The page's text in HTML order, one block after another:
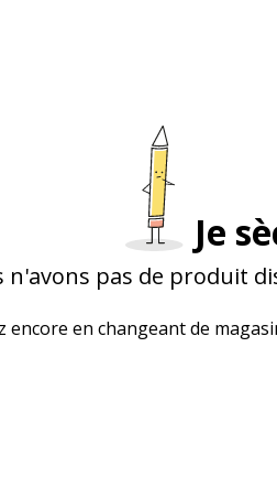
Je
n'avons pas de produit
encore en changeant de